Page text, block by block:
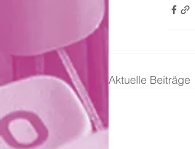
Aktuelle Beiträge